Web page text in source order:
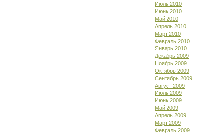
Июль 2010
Июнь 2010
Май 2010
Апрель 2010
Март 2010
Февраль 2010
Январь 2010
Декабрь 2009
Ноябрь 2009
Октябрь 2009
Сентябрь 2009
Август 2009
Июль 2009
Июнь 2009
Май 2009
Апрель 2009
Март 2009
Февраль 2009